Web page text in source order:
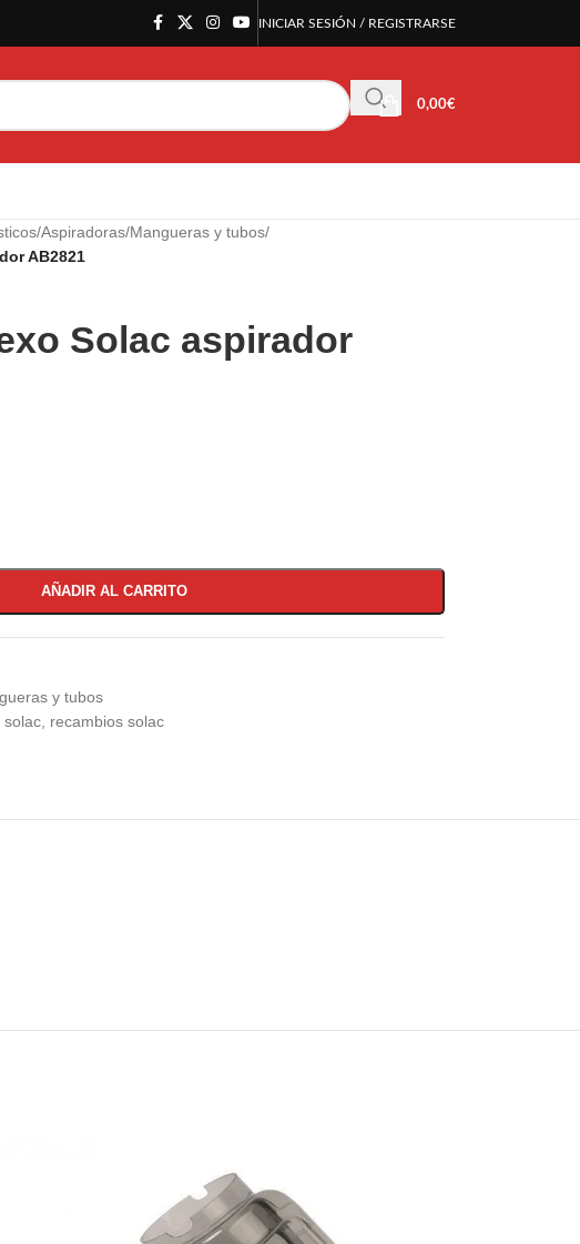
INICIAR SESIÓN / REGISTRARSE
0,00€
/Aspiradoras/Mangueras y tubos/
AB2821
Solac aspirador
AÑADIR AL CARRITO
y tubos
solac, recambios solac